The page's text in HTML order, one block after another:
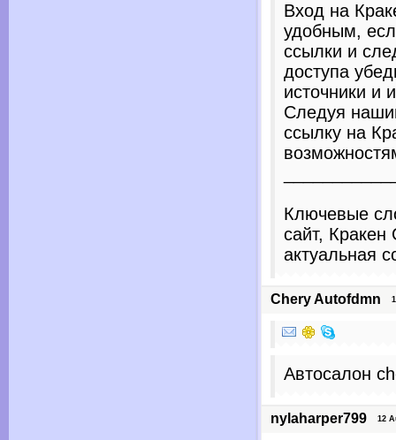
Вход на
удобным,
ссылки и
доступа
источники и
Следуя
ссылку на
Ключевые
сайт,
актуальная
Chery Autofdmn
Автосалон
nylaharper799 12